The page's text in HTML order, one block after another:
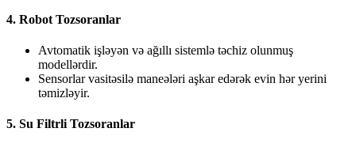
4. Robot Tozsoranlar
Avtomatik işləyən və ağıllı sistemlə təchiz olunmuş
modellərdir.
Sensorlar vasitəsilə maneələri aşkar edərək evin hər yerini
təmizləyir.
5. Su Filtrli Tozsoranlar